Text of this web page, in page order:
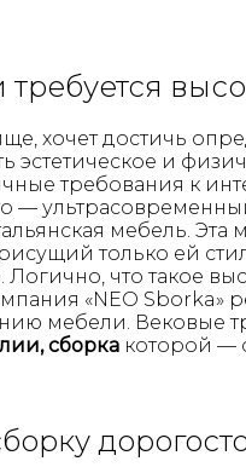
хочет достичь
и
требования к
—
мебель. Эта
только ей
что такое
«NEO Sborka»
мебели.
сборка которой —